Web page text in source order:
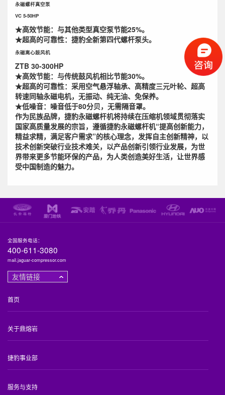
永磁螺杆真空泵
VC 5-50HP
★高效节能： 与其他类型真空泵节能25%。
★超高的可靠性： 捷豹全新第四代螺杆泵头。
永磁离心鼓风机
ZTB 30-300HP
★高效节能： 与传统鼓风机相比节能30%。
★超高的可靠性： 采用空气悬浮轴承、高精度三元叶轮、超高
转速同轴永磁电机，无振动、纯无油、免保养。
★低噪音： 噪音低于80分贝，无需隔音罩。
作为民族品牌，捷豹永磁螺杆机将持续在压缩机领域贯彻落实
国家高质量发展的宗旨，遵循捷豹永磁螺杆机“提高创新能力，
精益求精，满足客户需求”的核心理念，发挥自主创新精神，以
技术创新突破行业技术难关，以产品创新引领行业发展，为世
界带来更多节能环保的产品，为人类创造美好生活，让世界感
受中国制造的魅力。
全国服务电话：
400-611-3080
mail.jaguar-compressor.com
友情链接
首页
关于鼎熔岩
捷豹事业部
服务与支持